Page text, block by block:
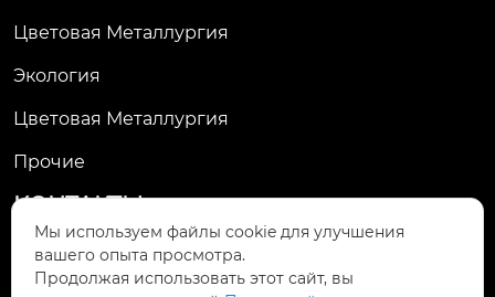
Цветовая Металлургия
Экология
Цветовая Металлургия
Прочие
КОНТАКТЫ

13-й этаж, корпус 1, Ювелирный центр, улиц
а Цзиньчжоу, 595, район Цзиньню, город Чэнд
Мы используем файлы cookie для улучшения
вашего опыта просмотра.
Продолжая использовать этот сайт, вы